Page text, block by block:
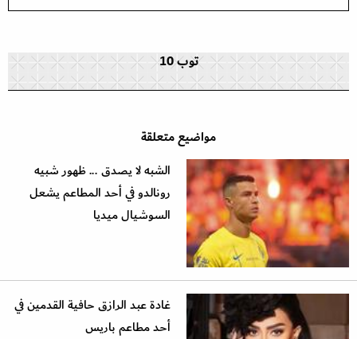
توب 10
مواضيع متعلقة
الشبه لا يصدق ... ظهور شبيه
رونالدو في أحد المطاعم يشعل
السوشيال ميديا
غادة عبد الرازق حافية القدمين في
أحد مطاعم باريس